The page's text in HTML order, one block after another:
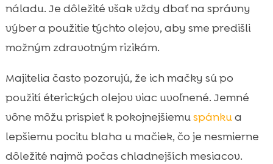
náladu. Je dôležité však vždy dbať na správny
výber a použitie týchto olejov, aby sme predišli
možným zdravotným rizikám.
Majitelia často pozorujú, že ich mačky sú po
použití éterických olejov viac uvoľnené. Jemné
vône môžu prispieť k pokojnejšiemuspánkua
lepšiemu pocitu blaha u mačiek, čo je nesmierne
dôležité najmä počas chladnejších mesiacov.